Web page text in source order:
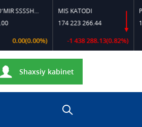
TOSHKO‘MIR SSSSH-13
0.00(0.00%)
MIS KATODI
174 223 266.44
-1 438 288.13(0.82%)
17
Shaxsiy kabinet